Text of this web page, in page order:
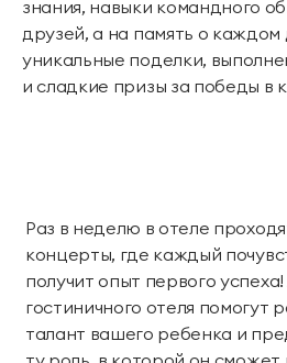
ТЕЛЕФОН ДЛЯ СВЯЗИ
88005505271
знания, навыки командного
друзей, а на память о каждом
уникальные поделки,
и сладкие призы за победы в
Раз в неделю в отеле
концерты, где каждый
получит опыт первого
гостиничного отеля помогут
талант вашего ребенка и